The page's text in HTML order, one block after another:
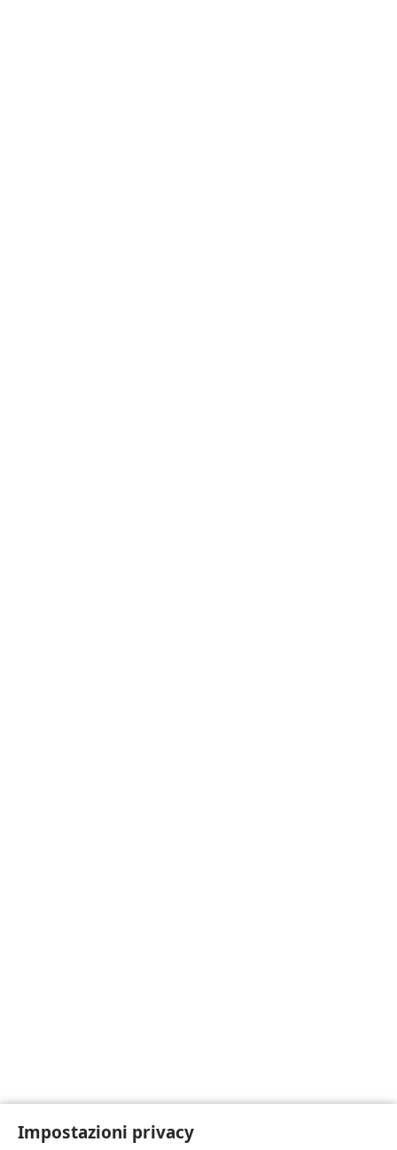
Impostazioni privacy